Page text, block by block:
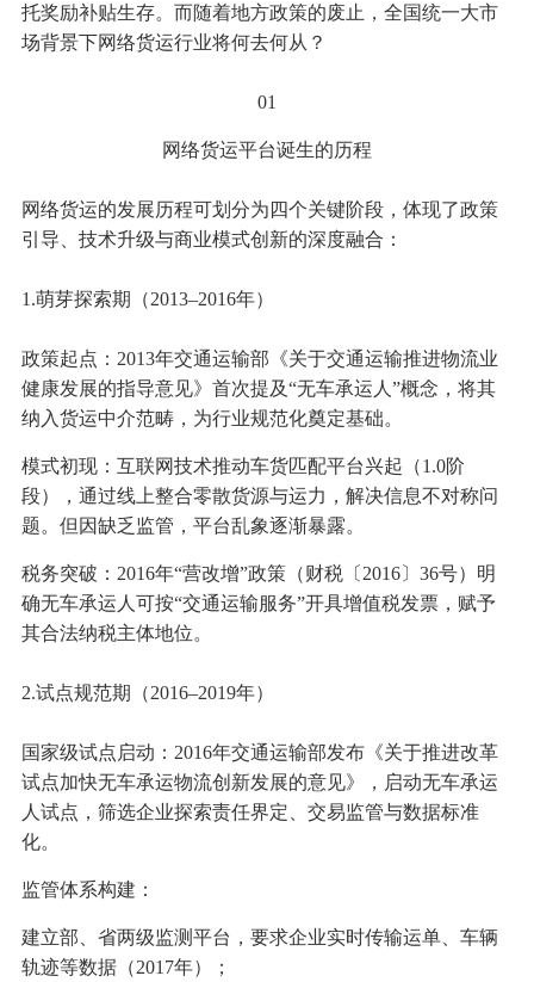
托奖励补贴生存。而随着地方政策的废止，全国统一大市
场背景下网络货运行业将何去何从？
01
网络货运平台诞生的历程
网络货运的发展历程可划分为四个关键阶段，体现了政策
引导、技术升级与商业模式创新的深度融合：
1.萌芽探索期（2013–2016年）
政策起点：2013年交通运输部《关于交通运输推进物流业
健康发展的指导意见》首次提及“无车承运人”概念，将其
纳入货运中介范畴，为行业规范化奠定基础。
模式初现：互联网技术推动车货匹配平台兴起（1.0阶
段），通过线上整合零散货源与运力，解决信息不对称问
题。但因缺乏监管，平台乱象逐渐暴露。
税务突破：2016年“营改增”政策（财税〔2016〕36号）明
确无车承运人可按“交通运输服务”开具增值税发票，赋予
其合法纳税主体地位。
2.试点规范期（2016–2019年）
国家级试点启动：2016年交通运输部发布《关于推进改革
试点加快无车承运物流创新发展的意见》，启动无车承运
人试点，筛选企业探索责任界定、交易监管与数据标准
化。
监管体系构建：
建立部、省两级监测平台，要求企业实时传输运单、车辆
轨迹等数据（2017年）；